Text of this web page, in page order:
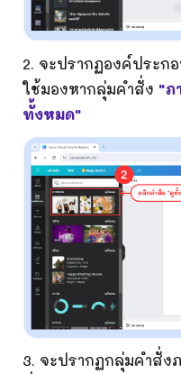
2. จะปรากฏองค์ประ
ใช้มองหากลุ่มคำสั่ง "ภ
ทั้งหมด"
3. จะปรากฏกลุ่มคำสั่ง